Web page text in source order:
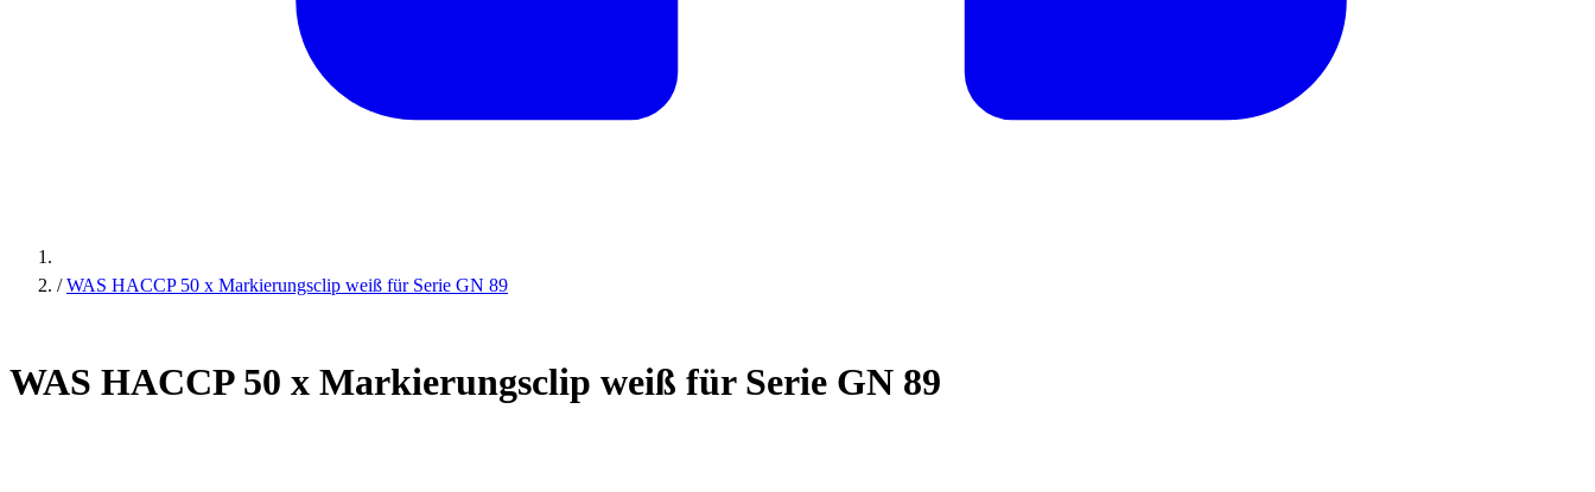
/ WAS HACCP 50 x Markierungsclip weiß für Serie GN 89
WAS HACCP 50 x Markierungsclip weiß für Serie GN 89